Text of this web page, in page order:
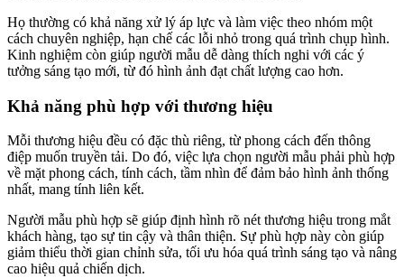
Họ thường có khả năng xử lý áp lực và làm việc theo nhóm một
cách chuyên nghiệp, hạn chế các lỗi nhỏ trong quá trình chụp hình.
Kinh nghiệm còn giúp người mẫu dễ dàng thích nghi với các ý
tưởng sáng tạo mới, từ đó hình ảnh đạt chất lượng cao hơn.
Khả năng phù hợp với thương hiệu
Mỗi thương hiệu đều có đặc thù riêng, từ phong cách đến thông
điệp muốn truyền tải. Do đó, việc lựa chọn người mẫu phải phù hợp
về mặt phong cách, tính cách, tầm nhìn để đảm bảo hình ảnh thống
nhất, mang tính liên kết.
Người mẫu phù hợp sẽ giúp định hình rõ nét thương hiệu trong mắt
khách hàng, tạo sự tin cậy và thân thiện. Sự phù hợp này còn giúp
giảm thiểu thời gian chỉnh sửa, tối ưu hóa quá trình sáng tạo và nâng
cao hiệu quả chiến dịch.